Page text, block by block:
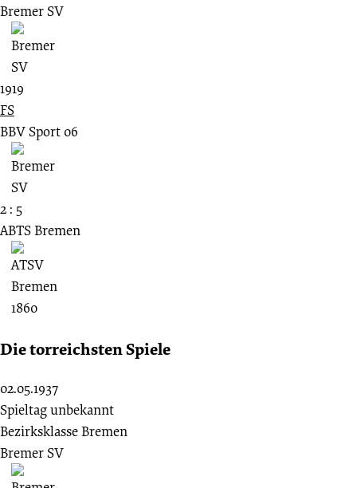
Bremer SV
1919
FS
BBV Sport 06
2 : 5
ABTS Bremen
Die torreichsten Spiele
02.05.1937
Spieltag unbekannt
Bezirksklasse Bremen
Bremer SV